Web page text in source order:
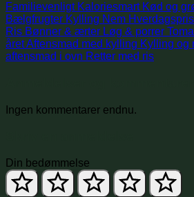
Familievenligt Kaloriesmart Kød og
Bælgfrugter Kylling Nem Hverdagspris
Ris Bønner & ærter Løg & porrer
åretAftensmad med kylling Kylling og
aftensmad i ovn Retter med ris
Ingen kommentarer endnu.
Din bedømmelse